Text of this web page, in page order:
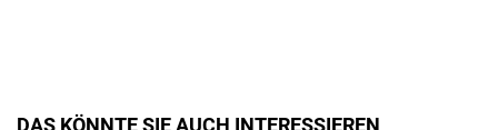
DAS KÖNNTE SIE AUCH INTERESSIEREN